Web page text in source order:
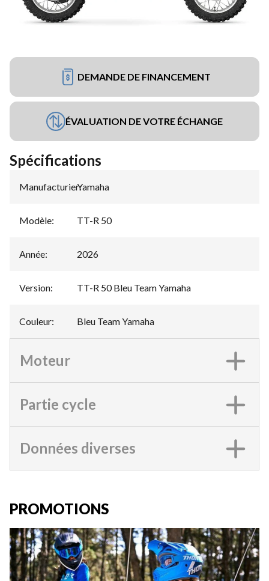
DEMANDE DE FINANCEMENT
ÉVALUATION DE VOTRE ÉCHANGE
Spécifications
Manufacturier:
Yamaha
Modèle: TT-R 50
Année: 2026
Version: TT-R 50 Bleu Team Yamaha
Couleur: Bleu Team Yamaha
Moteur
Partie cycle
Données diverses
PROMOTIONS